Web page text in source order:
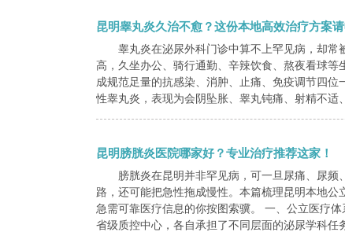
昆明睾丸炎久治不愈？这份本地高效治疗方案
睾丸炎在泌尿外科门诊中算不上罕见病，却
高，久坐办公、骑行通勤、辛辣饮食、熬夜看球等
成规范足量的抗感染、消肿、止痛、免疫调节四
性睾丸炎，表现为会阴坠胀、睾丸钝痛、射精不适
昆明膀胱炎医院哪家好？专业治疗推荐这家！
膀胱炎在昆明并非罕见病，可一旦尿痛、尿
路，还可能把急性拖成慢性。本篇梳理昆明本地
急需可靠医疗信息的你按图索骥。 一、公立医疗
省级质控中心，各自承担了不同层面的泌尿学科任